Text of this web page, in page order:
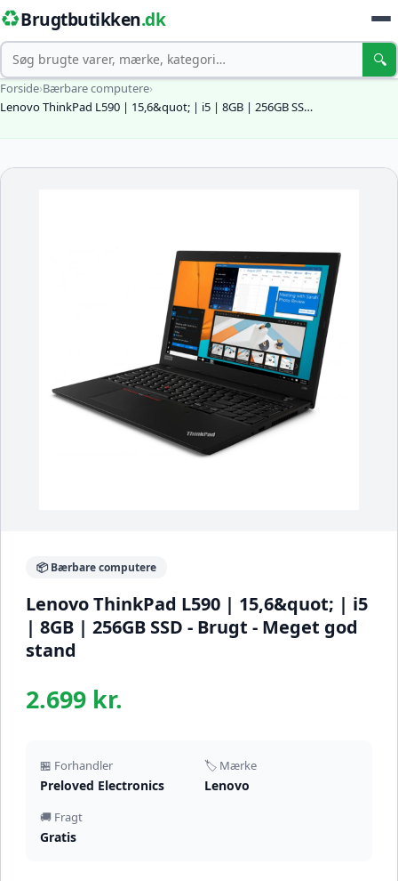
♻️Brugtbutikken.dk
Søg 🔍
Forside›Bærbare computere›
Lenovo ThinkPad L590 | 15,6&quot; | i5 | 8GB | 256GB SS…
📦 Bærbare computere
Lenovo ThinkPad L590 | 15,6&quot; | i5
| 8GB | 256GB SSD - Brugt - Meget god
stand
2.699 kr.
🏪 Forhandler
Preloved Electronics
🏷️ Mærke
Lenovo
🚚 Fragt
Gratis